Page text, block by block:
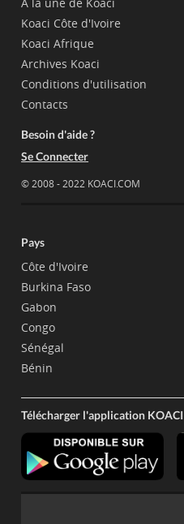
Koaci Côte d'Ivoire
Koaci Afrique
Archives Koaci
Conditions d'utilisation
Contacts
Besoin d'aide ?
Se Connecter
© 2008 - 2022 KOACI.COM
Pays
Côte d'Ivoire
Burkina Faso
Gabon
Congo
Sénégal
Bénin
Télécharger l'application KOACI